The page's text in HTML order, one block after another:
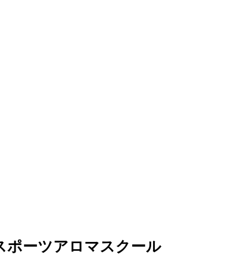
ポーツアロマスクール